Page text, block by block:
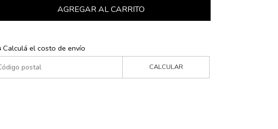
AGREGAR AL CARRITO
Calculá el costo de envío
CALCULAR